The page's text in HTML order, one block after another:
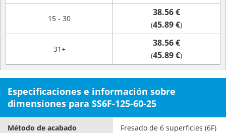
15 - 30
38.56 €
(45.89 €)
31+
38.56 €
(45.89 €)
Especificaciones e información sobre
dimensiones para SS6F-125-60-25
Método de acabado Fresado de 6 superficies (6F)